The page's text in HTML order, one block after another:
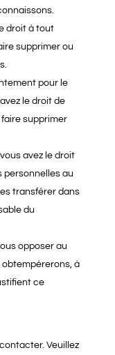
droit à tout
supprimer ou
pour le
le droit de
supprimer
avez le droit
personnelles au
transférer dans
du
opposer au
à
ce
Veuillez